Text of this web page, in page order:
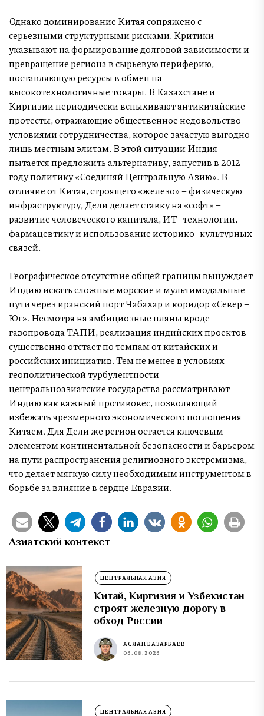
Однако доминирование Китая сопряжено с
серьезными структурными рисками. Критики
указывают на формирование долговой зависимости и
превращение региона в сырьевую периферию,
поставляющую ресурсы в обмен на
высокотехнологичные товары. В Казахстане и
Киргизии периодически вспыхивают антикитайские
протесты, отражающие общественное недовольство
условиями сотрудничества, которое зачастую выгодно
лишь местным элитам. В этой ситуации Индия
пытается предложить альтернативу, запустив в 2012
году политику «Соединяй Центральную Азию». В
отличие от Китая, строящего «железо» – физическую
инфраструктуру, Дели делает ставку на «софт» –
развитие человеческого капитала, ИТ–технологии,
фармацевтику и использование историко–культурных
связей.
Географическое отсутствие общей границы вынуждает
Индию искать сложные морские и мультимодальные
пути через иранский порт Чабахар и коридор «Север –
Юг». Несмотря на амбициозные планы вроде
газопровода ТАПИ, реализация индийских проектов
существенно отстает по темпам от китайских и
российских инициатив. Тем не менее в условиях
геополитической турбулентности
центральноазиатские государства рассматривают
Индию как важный противовес, позволяющий
избежать чрезмерного экономического поглощения
Китаем. Для Дели же регион остается ключевым
элементом континентальной безопасности и барьером
на пути распространения религиозного экстремизма,
что делает мягкую силу необходимым инструментом в
борьбе за влияние в сердце Евразии.
Азиатский контекст
ЦЕНТРАЛЬНАЯ АЗИЯ
Китай, Киргизия и Узбекистан
строят железную дорогу в
обход России
АСЛАН БАЗАРБАЕВ
06.08.2026
ЦЕНТРАЛЬНАЯ АЗИЯ